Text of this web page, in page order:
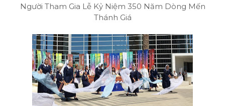
Người Tham Gia Lễ Kỷ Niệm 350 Năm Dòng Mến
Thánh Giá